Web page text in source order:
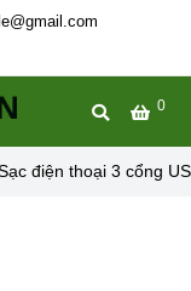
0
điện thoại 3 cổng